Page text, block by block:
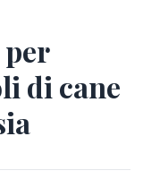
di cane